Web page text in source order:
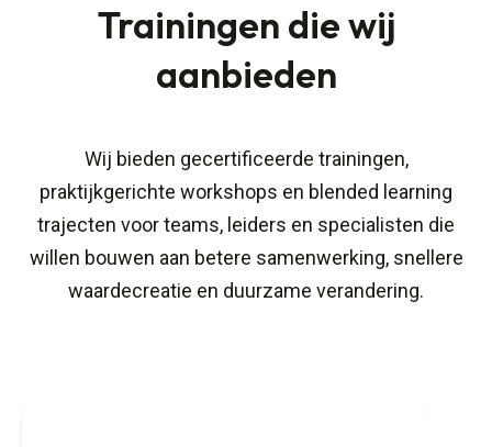
Trainingen die wij
aanbieden
Wij bieden gecertificeerde trainingen,
praktijkgerichte workshops en blended learning
trajecten voor teams, leiders en specialisten die
willen bouwen aan betere samenwerking, snellere
waardecreatie en duurzame verandering.